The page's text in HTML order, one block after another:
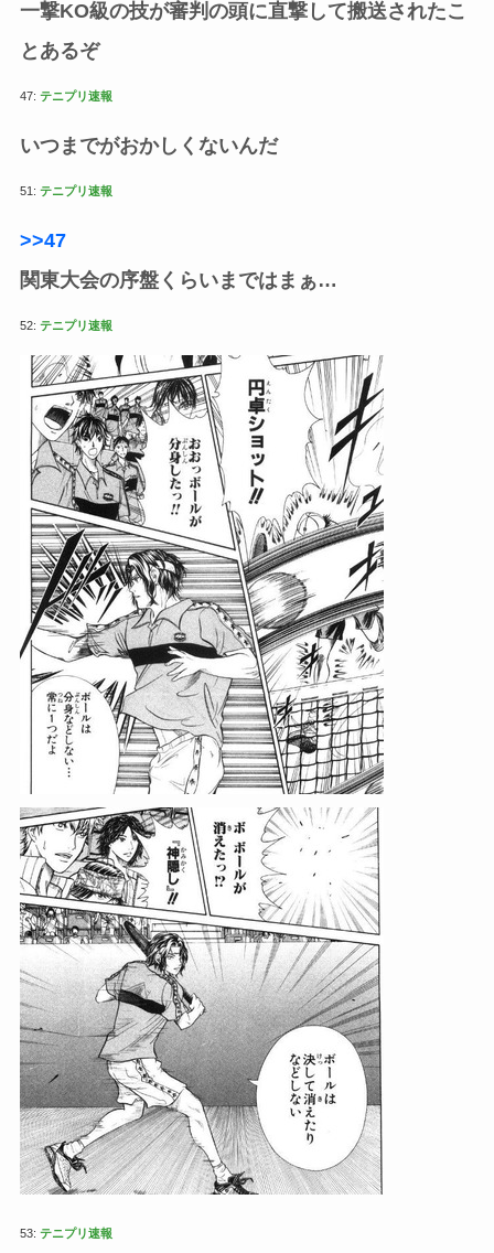
一撃KO級の技が審判の頭に直撃して搬送されたこ
とあるぞ
47: テニプリ速報
いつまでがおかしくないんだ
51: テニプリ速報
>>47
関東大会の序盤くらいまではまぁ…
52: テニプリ速報
53: テニプリ速報